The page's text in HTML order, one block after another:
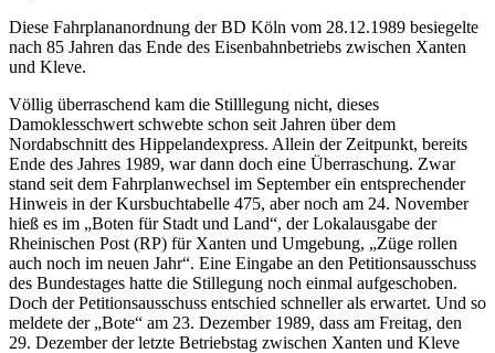
Diese Fahrplananordnung der BD Köln vom 28.12.1989 besiegelte
nach 85 Jahren das Ende des Eisenbahnbetriebs zwischen Xanten
und Kleve.
Völlig überraschend kam die Stilllegung nicht, dieses
Damoklesschwert schwebte schon seit Jahren über dem
Nordabschnitt des Hippelandexpress. Allein der Zeitpunkt, bereits
Ende des Jahres 1989, war dann doch eine Überraschung. Zwar
stand seit dem Fahrplanwechsel im September ein entsprechender
Hinweis in der Kursbuchtabelle 475, aber noch am 24. November
hieß es im „Boten für Stadt und Land“, der Lokalausgabe der
Rheinischen Post (RP) für Xanten und Umgebung, „Züge rollen
auch noch im neuen Jahr“. Eine Eingabe an den Petitionsausschuss
des Bundestages hatte die Stillegung noch einmal aufgeschoben.
Doch der Petitionsausschuss entschied schneller als erwartet. Und so
meldete der „Bote“ am 23. Dezember 1989, dass am Freitag, den
29. Dezember der letzte Betriebstag zwischen Xanten und Kleve